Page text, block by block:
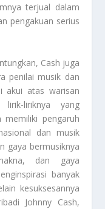
terjual dalam
pengakuan serius
Cash juga
penilai musik dan
akui atas warisan
liriknya yang
memiliki pengaruh
dan musik
gaya bermusiknya
dan gaya
banyak
kesuksesannya
Johnny Cash,